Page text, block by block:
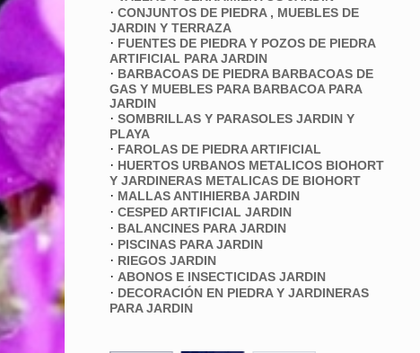
· CONJUNTOS DE PIEDRA , MUEBLES DE
JARDIN Y TERRAZA
· FUENTES DE PIEDRA Y POZOS DE PIEDRA
ARTIFICIAL PARA JARDIN
· BARBACOAS DE PIEDRA BARBACOAS DE
GAS Y MUEBLES PARA BARBACOA PARA
JARDIN
· SOMBRILLAS Y PARASOLES JARDIN Y
PLAYA
· FAROLAS DE PIEDRA ARTIFICIAL
· HUERTOS URBANOS METALICOS BIOHORT
Y JARDINERAS METALICAS DE BIOHORT
· MALLAS ANTIHIERBA JARDIN
· CESPED ARTIFICIAL JARDIN
· BALANCINES PARA JARDIN
· PISCINAS PARA JARDIN
· RIEGOS JARDIN
· ABONOS E INSECTICIDAS JARDIN
· DECORACIÓN EN PIEDRA Y JARDINERAS
PARA JARDIN